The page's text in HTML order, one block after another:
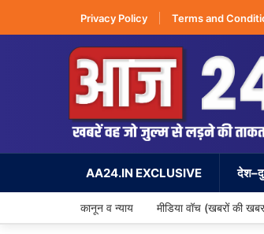
Privacy Policy Terms and
AA24.IN EXCLUSIVE
कानून व न्याय मीडिया वॉच (खबरों की